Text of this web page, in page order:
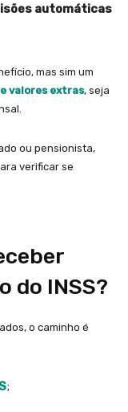
automáticas
mas sim um
valores extras, seja
ou pensionista,
verificar se
do INSS?
o caminho é
;